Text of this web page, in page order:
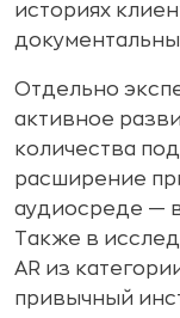
историях
Отдельно
активное
количества
расширение
аудиосреде —
Также в
AR из
привычный